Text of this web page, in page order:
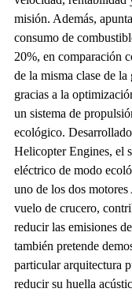
misión. Además,
consumo de
20%, en comparación
de la misma clase de la
gracias a la
un sistema de
ecológico.
Helicopter Engines, el
eléctrico de modo
uno de los dos
vuelo de crucero,
reducir las emisiones
también pretende
particular arquitectura
reducir su huella